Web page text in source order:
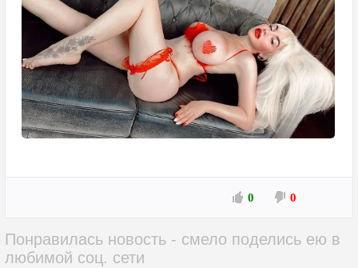
0 0
Понравилась новость - смело поделись ею в
любимой соц. сети